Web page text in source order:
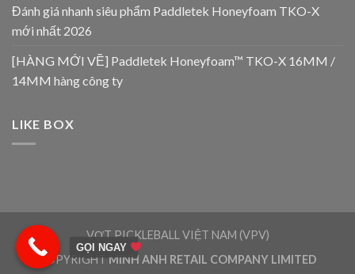
Đánh giá nhanh siêu phẩm Paddletek Honeyfoam TKO-X
mới nhất 2026
[HÀNG MỚI VỀ] Paddletek Honeyfoam™ TKO-X 16MM /
14MM hàng công ty
LIKE BOX
VỢT PICKLEBALL VIỆT NAM (VPV)
COPYRIGHT MINH ANH RETAIL COMPANY LIMITED
GỌI NGAY